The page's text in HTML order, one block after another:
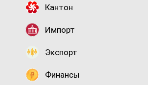
Кантон
Импорт
Экспорт
Финансы